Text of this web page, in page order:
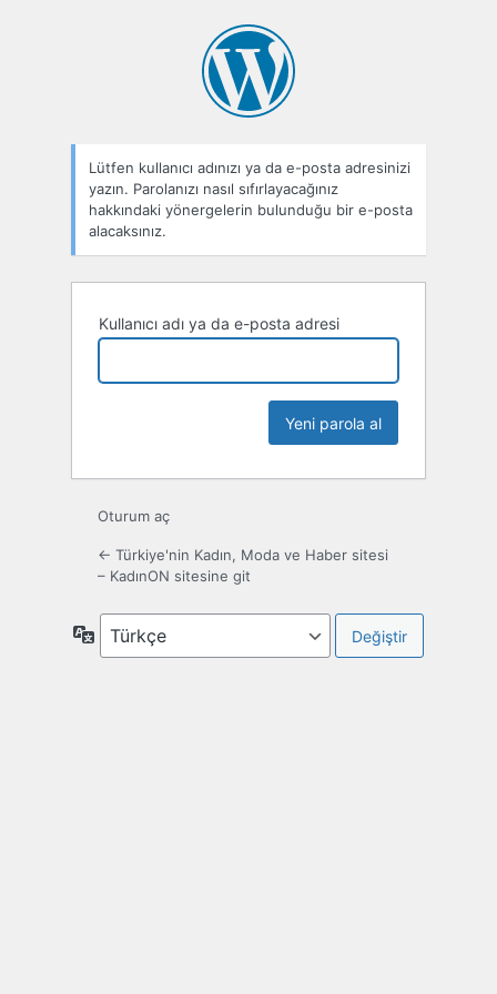
Lütfen kullanıcı adınızı ya da e-posta adresinizi
yazın. Parolanızı nasıl sıfırlayacağınız
hakkındaki yönergelerin bulunduğu bir e-posta
alacaksınız.
Kullanıcı adı ya da e-posta adresi
Oturum aç
← Türkiye'nin Kadın, Moda ve Haber sitesi
– KadınON sitesine git
Dil